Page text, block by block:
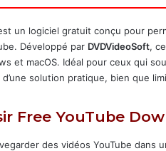
un logiciel gratuit conçu pour
Développé par DVDVideoSoft,
et macOS. Idéal pour ceux qui
solution pratique, bien que
Free YouTube
des vidéos YouTube dans